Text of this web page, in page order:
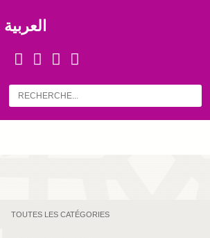
العربية
TOUTES LES CATÉGORIES